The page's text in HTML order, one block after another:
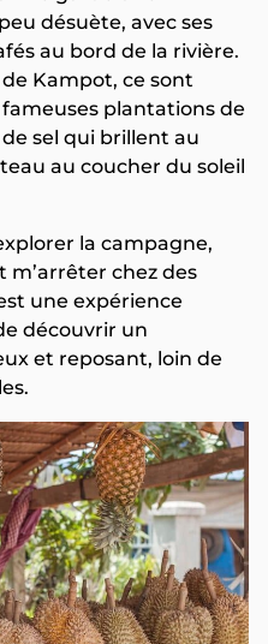
désuète, avec ses
au bord de la rivière.
Kampot, ce sont
plantations de
sel qui brillent au
au coucher du soleil
la campagne,
m’arrêter chez des
une expérience
découvrir un
et reposant, loin de